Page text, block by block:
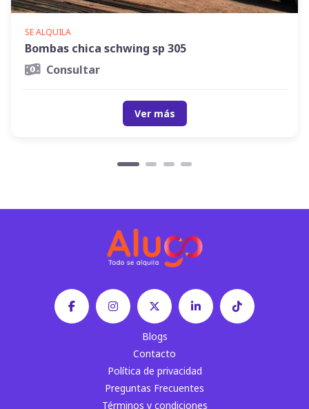
SE ALQUILA
Bombas chica schwing sp 305
Consultar
Ver más
Blogs
Contacto
Política de privacidad
Preguntas Frecuentes
Términos y condiciones